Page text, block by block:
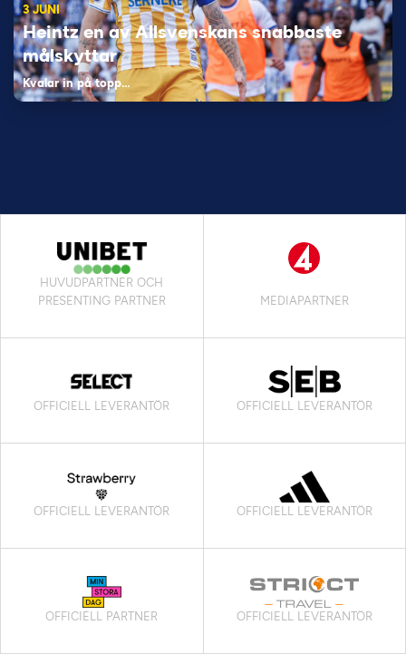
3 JUNI
Heintz en av Allsvenskans snabbaste
målskyttar
Kvalar in på topp…
HUVUDPARTNER OCH
PRESENTING PARTNER
MEDIAPARTNER
OFFICIELL LEVERANTÖR OFFICIELL LEVERANTÖR
OFFICIELL LEVERANTÖR OFFICIELL LEVERANTÖR
OFFICIELL PARTNER OFFICIELL LEVERANTÖR